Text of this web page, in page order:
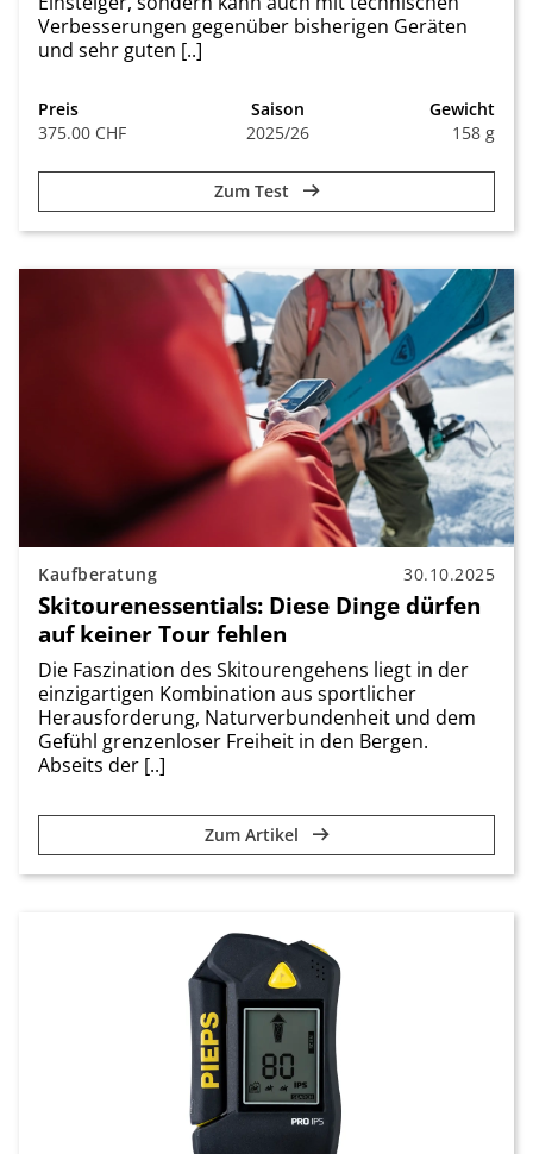
Verbesserungen gegenüber bisherigen Geräten
und sehr guten [..]
Preis
375.00 CHF
Saison
2025/26
Gewicht
158 g
Zum Test
Kaufberatung 30.10.2025
Skitourenessentials: Diese Dinge dürfen
auf keiner Tour fehlen
Die Faszination des Skitourengehens liegt in der
einzigartigen Kombination aus sportlicher
Herausforderung, Naturverbundenheit und dem
Gefühl grenzenloser Freiheit in den Bergen.
Abseits der [..]
Zum Artikel